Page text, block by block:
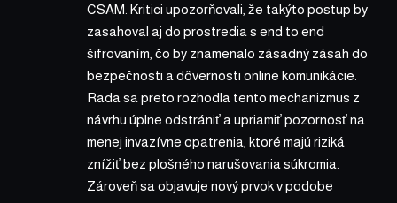
CSAM. Kritici upozorňovali, že takýto postup by
zasahoval aj do prostredia s end to end
šifrovaním, čo by znamenalo zásadný zásah do
bezpečnosti a dôvernosti online komunikácie.
Rada sa preto rozhodla tento mechanizmus z
návrhu úplne odstrániť a upriamiť pozornosť na
menej invazívne opatrenia, ktoré majú riziká
znížiť bez plošného narušovania súkromia.
Zároveň sa objavuje nový prvok v podobe